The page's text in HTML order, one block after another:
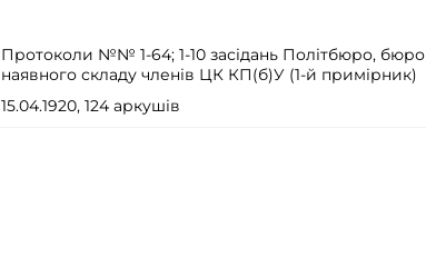
Протоколи №№ 1-64; 1-10 засідань Політбюро, бюро
наявного складу членів ЦК КП(б)У (1-й примірник)
15.04.1920, 124 аркушів